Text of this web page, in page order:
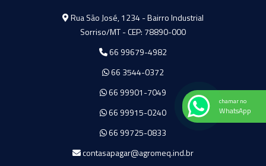
Agromeq
Rua São José, 1234 - Bairro Industrial
Sorriso/MT - CEP: 78890-000
66 99679-4982
66 3544-0372
66 99901-7049
66 99915-0240
66 99725-0833
contasapagar@agromeq.ind.br
chamar no
WhatsApp